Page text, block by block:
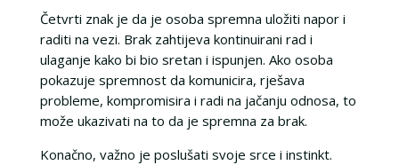
Četvrti znak je da je osoba spremna uložiti napor i
raditi na vezi. Brak zahtijeva kontinuirani rad i
ulaganje kako bi bio sretan i ispunjen. Ako osoba
pokazuje spremnost da komunicira, rješava
probleme, kompromisira i radi na jačanju odnosa, to
može ukazivati na to da je spremna za brak.
Konačno, važno je poslušati svoje srce i instinkt.